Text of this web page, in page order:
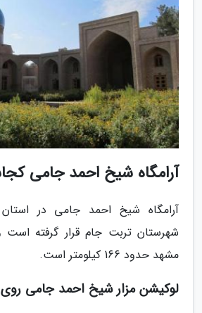
آرامگاه شیخ احمد جامی
آرامگاه شیخ احمد جامی در
شهرستان تربت جام قرار گرفته
مشهد حدود 166 کیلومتر است.
لوکیشن مزار شیخ احمد جامی